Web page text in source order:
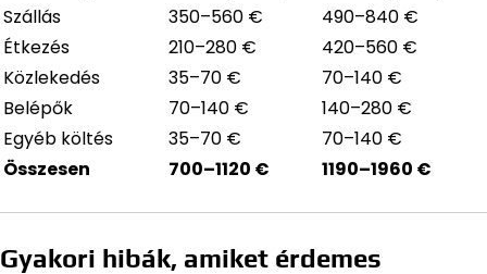
Szállás
350–560 €
490–840 €
Étkezés
210–280 €
420–560 €
Közlekedés
35–70 €
70–140 €
Belépők
70–140 €
140–280 €
Egyéb költés
35–70 €
70–140 €
Összesen
700–1120 € 1190–1960 €
Gyakori hibák, amiket érdemes